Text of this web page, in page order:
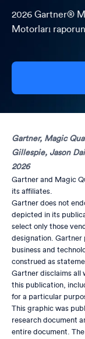
2026 Gartner®
Motorları
Gartner, Magic
Gillespie, Jason
2026
Gartner and Magic
its affiliates.
Gartner does not
depicted in its
select only those
designation. Gartner
business and
construed as
Gartner disclaims all
this publication,
for a particular
This graphic was
research document
entire document.